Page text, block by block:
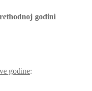
godini
godine: